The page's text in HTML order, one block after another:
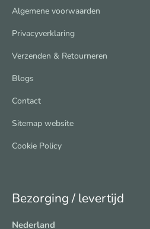
Algemene voorwaarden
Privacyverklaring
Verzenden & Retourneren
Blogs
Contact
Sitemap website
Cookie Policy
Bezorging / levertijd
Nederland